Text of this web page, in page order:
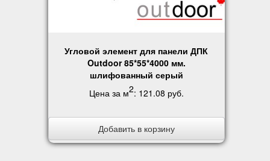
Угловой элемент для панели ДПК
Outdoor 85*55*4000 мм.
шлифованный серый
Цена за м2: 121.08 руб.
Добавить в корзину